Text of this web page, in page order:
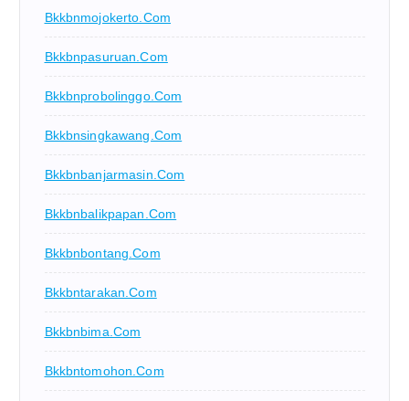
Bkkbnmojokerto.com
Bkkbnpasuruan.com
Bkkbnprobolinggo.com
Bkkbnsingkawang.com
Bkkbnbanjarmasin.com
Bkkbnbalikpapan.com
Bkkbnbontang.com
Bkkbntarakan.com
Bkkbnbima.com
Bkkbntomohon.com